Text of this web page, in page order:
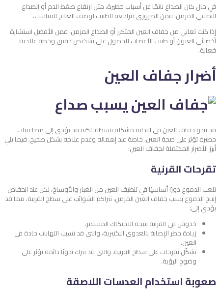
في حال كان الصداع ناتجًا عن أسباب خطيرة، مثل ارتفاع ضغط الدم أو الصداع
النصفي المزمن، فمن الضروري مراجعة الطبيب لوصف العلاج المناسب.
إذا كنت تعاني من جفاف العين المتكرر أو الصداع المزمن، فمن الأفضل استشارة
أخصائي العيون أو طبيب الأعصاب للحصول على تشخيص دقيق وخطة علاجية
فعالة.
أضرار جفاف العين
قد يبدو جفاف العين في البداية مشكلة بسيطة، لكنه قد يؤدي إلى مضاعفات
خطيرة تؤثر على صحة العين، خاصة عند إهماله وعدم علاجه بشكل صحيح. فيما يلي
أبرز الأضرار المحتملة لجفاف العين:
تقرحات القرنية
تلعب الدموع دورًا أساسيًا في تنظيف العين من الغبار والأوساخ، لكن عند انخفاض
إنتاج الدموع بسبب جفاف العين المزمن، تتراكم الشوائب على سطح القرنية، مما قد
يؤدي إلى:
خدوش في القرنية نتيجة الاحتكاك المستمر.
زيادة خطر الإصابة بالعدوى البكتيرية، والتي قد تسبب التهابات حادة في
العين.
تشكّل تقرحات على سطح القرنية، والتي قد تترك ندوبًا دائمة تؤثر على
وضوح الرؤية.
صعوبة استخدام العدسات اللاصقة